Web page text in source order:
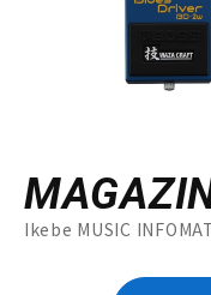
Ikebe MUSIC